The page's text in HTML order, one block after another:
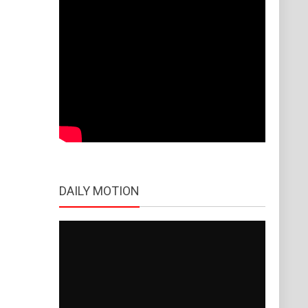
DAILY MOTION